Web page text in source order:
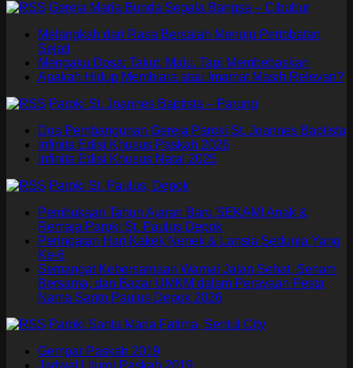
Gereja Maria Bunda Segala Bangsa – Cibubur
Melangkah dari Rasa Bersalah Menuju Pertobatan
Sejati
Mengaku Dosa: Takut, Malu, Tapi Membebaskan
Apakah Hidup Membiara atau Imamat Masih Relevan?
Paroki St. Joannes Baptista – Parung
Doa Pembangunan Gereja Paroki St. Joannes Baptista
Infinita Edisi Khusus Paskah 2026
Infinita Edisi Khusus Natal 2025
Paroki St. Paulus, Depok
Pembukaan Tahun Ajaran Baru SEKAMI Anak &
Remaja Paroki St. Paulus Depok
Peringatan Hari Kakek Nenek & Lansia Sedunia Yang
Ke-6
Semangat Kebersamaan Warnai Jalan Sehat, Senam
Bersama, dan Bazar UMKM dalam Perayaan Pesta
Nama Santo Paulus Depok 2026
Paroki Santa Maria Fatima, Sentul City
Gempar Paskah 2019